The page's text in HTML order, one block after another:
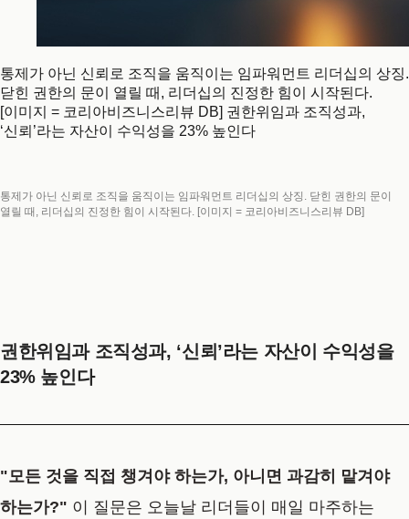
통제가 아닌 신뢰로 조직을 움직이는 임파워먼트 리더십의 상징.
닫힌 권한의 문이 열릴 때, 리더십의 진정한 힘이 시작된다.
[이미지 = 코리아비즈니스리뷰 DB] 권한위임과 조직성과,
‘신뢰’라는 자산이 수익성을 23% 높인다
통제가 아닌 신뢰로 조직을 움직이는 임파워먼트 리더십의 상징. 닫힌 권한의 문이
열릴 때, 리더십의 진정한 힘이 시작된다. [이미지 = 코리아비즈니스리뷰 DB]
권한위임과 조직성과, ‘신뢰’라는 자산이 수익성을
23% 높인다
"모든 것을 직접 챙겨야 하는가, 아니면 과감히 맡겨야
하는가?" 이 질문은 오늘날 리더들이 매일 마주하는